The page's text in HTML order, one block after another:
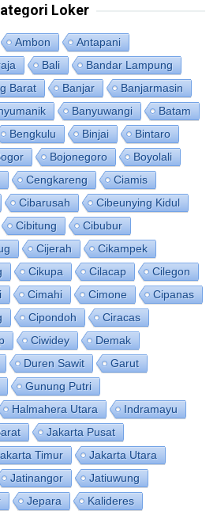
Loker
Ambon
Antapani
Bali
Bandar Lampung
Barat Banjar
Banjarmasin
Banyuwangi
Batam
Bengkulu Binjai
Bintaro
Bojonegoro
Boyolali
Cengkareng
Ciamis
Cibarusah
Cibeunying Kidul
Cibitung
Cibubur
Cijerah
Cikampek
Cikupa Cilacap
Cilegon
Cimahi Cimone
Cipanas
Cipondoh
Ciracas
Ciwidey
Demak
Duren Sawit
Garut
Gunung Putri
Halmahera Utara
Indramayu
Jakarta Pusat
Timur
Jakarta Utara
Jatinangor
Jatiuwung
Jepara
Kalideres